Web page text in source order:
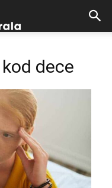
dece